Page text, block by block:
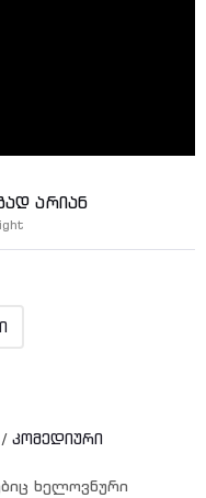
არიან
/ კომედიური
ხელოვნური